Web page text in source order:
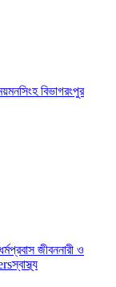
বিভাগরংপুর
প্রবাস জীবননারী ও
স্বাস্থ্য